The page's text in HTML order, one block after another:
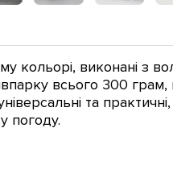
кольорі, виконані з
всього 300
та
погоду.